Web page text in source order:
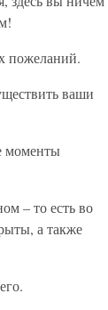
пожеланий.
ваши
моменты
– то есть во
а также